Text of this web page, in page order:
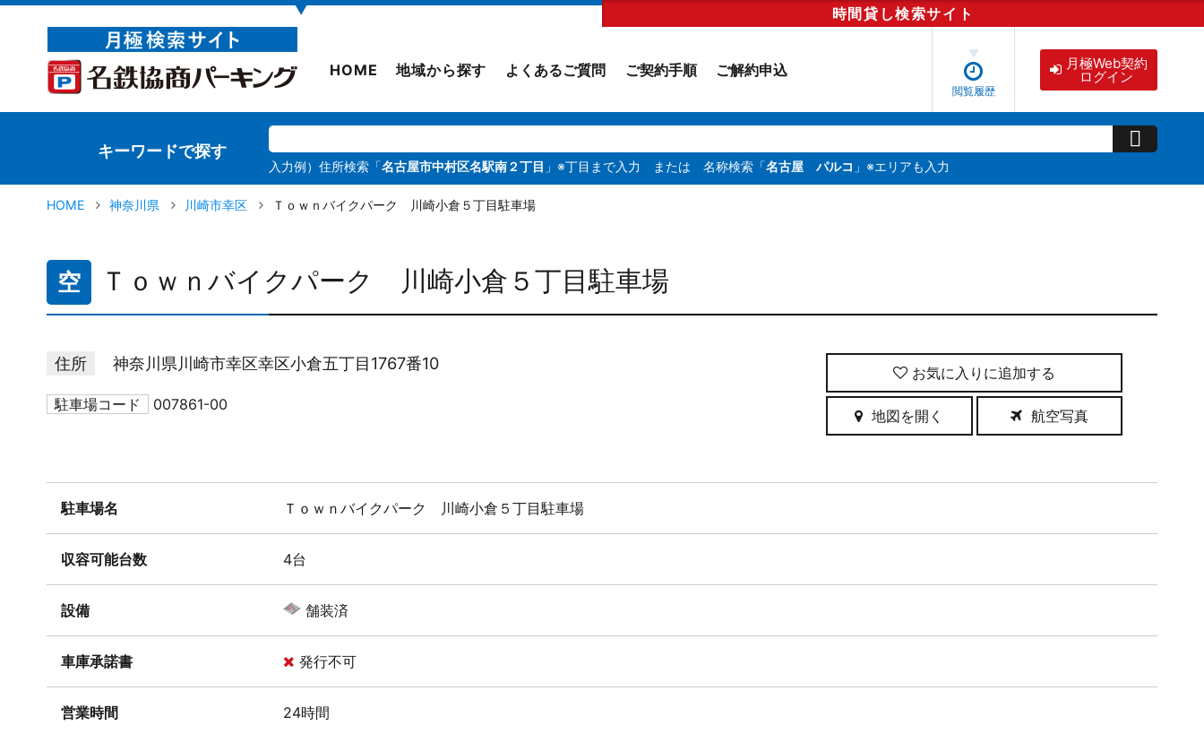
▼ 時間貸し検索サイト
HOME 地域から探す よくあるご質問 ご契約手順 ご解約申込
閲覧履歴
月極Web契約
ログイン
キーワードで探す
入力例）住所検索「名古屋市中村区名駅南２丁目 」※丁目まで入力 または 名称検索「名古屋 パルコ 」※エリアも入力
HOME 神奈川県 川崎市幸区 Ｔｏｗｎバイクパーク 川崎小倉５丁目駐車場
空 Ｔｏｗｎバイクパーク 川崎小倉５丁目駐車場
住所 神奈川県川崎市幸区幸区小倉五丁目1767番10
駐車場コード 007861-00
お気に入りに追加
地図を開く 航空写真
駐車場名 Ｔｏｗｎバイクパーク 川崎小倉５丁目駐車場
収容可能台数 4台
設備 舗装済
車庫承諾書 発行不可
営業時間 24時間